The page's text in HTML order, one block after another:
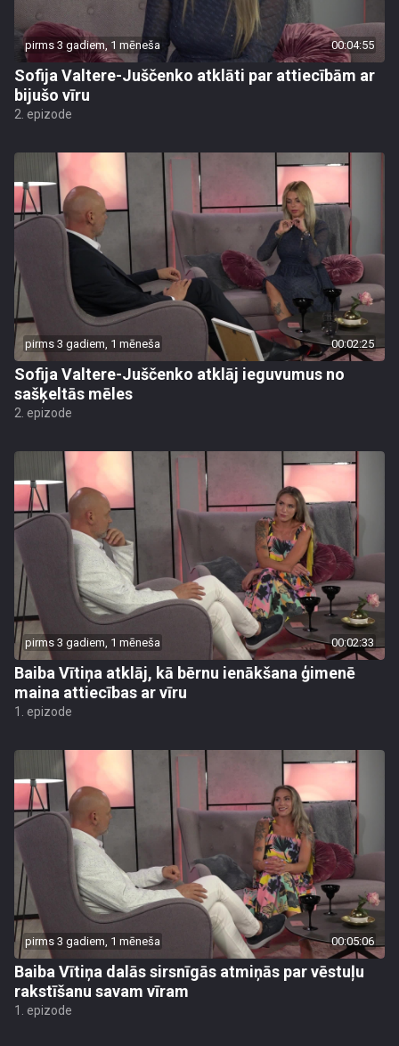
pirms 3 gadiem, 1 mēneša 00:04:55
Sofija Valtere-Juščenko atklāti par attiecībām ar
bijušo vīru
2. epizode
pirms 3 gadiem, 1 mēneša 00:02:25
Sofija Valtere-Juščenko atklāj ieguvumus no
sašķeltās mēles
2. epizode
pirms 3 gadiem, 1 mēneša 00:02:33
Baiba Vītiņa atklāj, kā bērnu ienākšana ģimenē
maina attiecības ar vīru
1. epizode
pirms 3 gadiem, 1 mēneša 00:05:06
Baiba Vītiņa dalās sirsnīgās atmiņās par vēstuļu
rakstīšanu savam vīram
1. epizode